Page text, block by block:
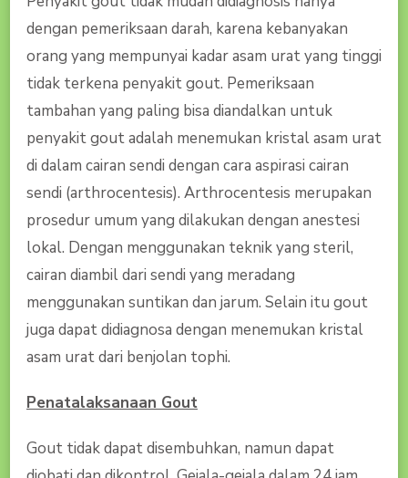
dengan pemeriksaan darah, karena kebanyakan
orang yang mempunyai kadar asam urat yang tinggi
tidak terkena penyakit gout. Pemeriksaan
tambahan yang paling bisa diandalkan untuk
penyakit gout adalah menemukan kristal asam urat
di dalam cairan sendi dengan cara aspirasi cairan
sendi (arthrocentesis). Arthrocentesis merupakan
prosedur umum yang dilakukan dengan anestesi
lokal. Dengan menggunakan teknik yang steril,
cairan diambil dari sendi yang meradang
menggunakan suntikan dan jarum. Selain itu gout
juga dapat didiagnosa dengan menemukan kristal
asam urat dari benjolan tophi.
Penatalaksanaan Gout
Gout tidak dapat disembuhkan, namun dapat